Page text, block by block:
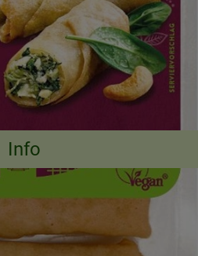
Info
keine passenden Rezepte